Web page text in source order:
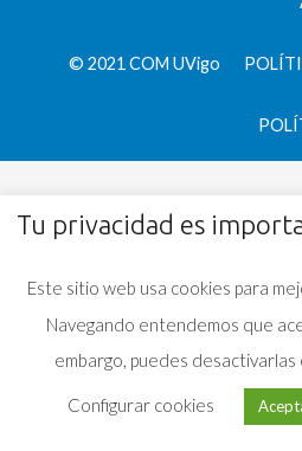
© 2021 COM UVigo
Tu privacidad es
Este sitio web usa cookies para
Navegando entendemos que
embargo, puedes
Configurar cookies